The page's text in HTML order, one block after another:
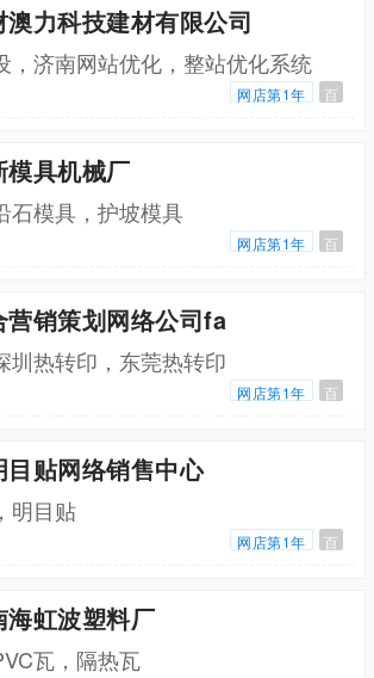
力科技建材有限公司
，济南网站优化，整站优化系统
网店第1年 百
具机械厂
石模具，护坡模具
网店第1年 百
营销策划网络公司fa
圳热转印，东莞热转印
网店第1年 百
贴网络销售中心
明目贴
网店第1年 百
虹波塑料厂
瓦，隔热瓦